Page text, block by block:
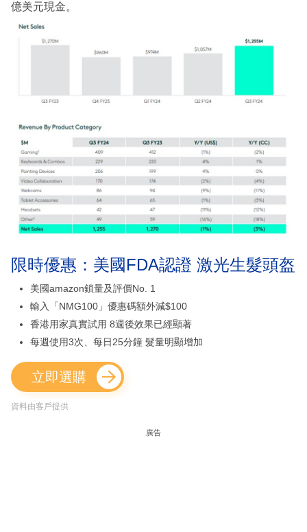
億美元現金。
限時優惠：美國FDA認證 激光生髮頭盔
美國amazon鎖量及評價No. 1
輸入「NMG100」優惠碼額外減$100
香港用家真實試用 8週後效果已經顯著
每週使用3次、每日25分鐘 髮量明顯增加
立即選購
資料由客戶提供
廣告